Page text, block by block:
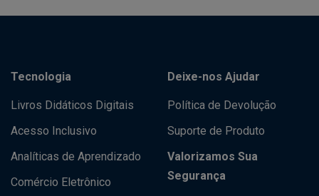
Tecnologia
Livros Didáticos Digitais
Acesso Inclusivo
Analíticas de Aprendizado
Comércio Eletrônico
Deixe-nos Ajudar
Política de Devolução
Suporte de Produto
Valorizamos Sua
Segurança